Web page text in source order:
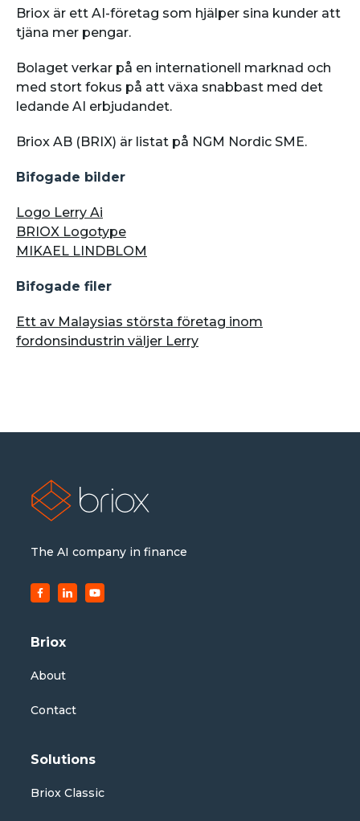
Briox är ett AI-företag som hjälper sina kunder att
tjäna mer pengar.
Bolaget verkar på en internationell marknad och
med stort fokus på att växa snabbast med det
ledande AI erbjudandet.
Briox AB (BRIX) är listat på NGM Nordic SME.
Bifogade bilder
Logo Lerry Ai
BRIOX Logotype
MIKAEL LINDBLOM
Bifogade filer
Ett av Malaysias största företag inom
fordonsindustrin väljer Lerry
The AI company in finance
Briox
About
Contact
Solutions
Briox Classic